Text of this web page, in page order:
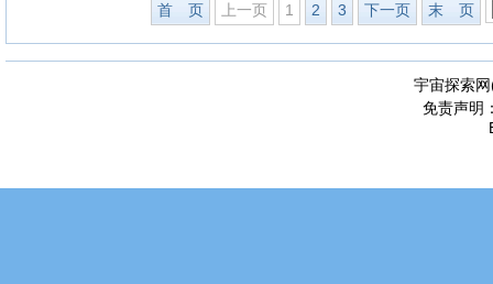
首 页 上一页 1 2 3 下一页 末 页
宇宙探索
免责声明